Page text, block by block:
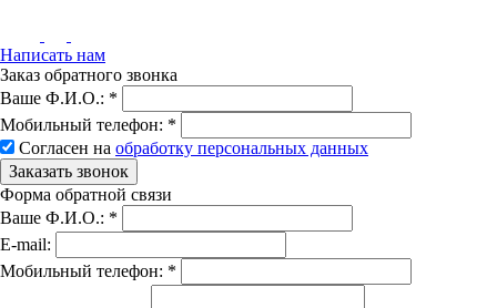
Написать нам
Заказ обратного звонка
Ваше Ф.И.О.: *
Мобильный телефон: *
Согласен на обработку персональных данных
Заказать звонок
Форма обратной связи
Ваше Ф.И.О.: *
E-mail:
Мобильный телефон: *